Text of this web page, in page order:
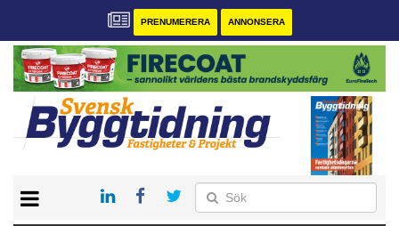
PRENUMERERA ANNONSERA